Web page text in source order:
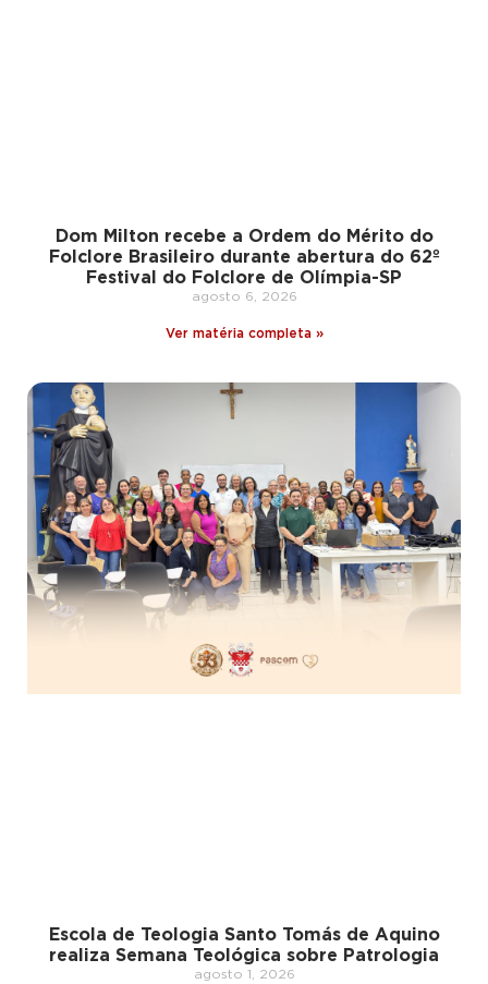
Dom Milton recebe a Ordem do Mérito do
Folclore Brasileiro durante abertura do 62º
Festival do Folclore de Olímpia-SP
agosto 6, 2026
Ver matéria completa »
Escola de Teologia Santo Tomás de Aquino
realiza Semana Teológica sobre Patrologia
agosto 1, 2026